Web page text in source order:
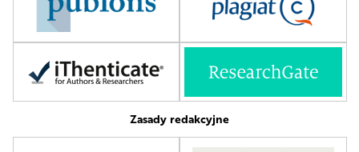
Zasady redakcyjne